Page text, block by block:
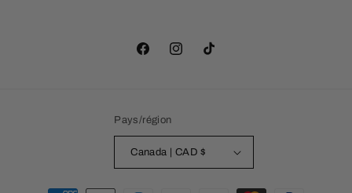
FacebookInstagramTikTok
Pays/région
Canada | CAD $
Moyens